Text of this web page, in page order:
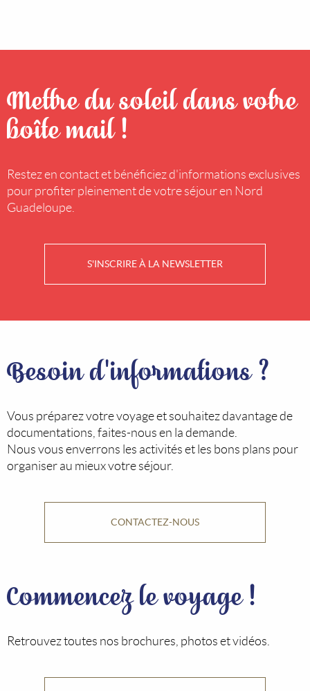
Mettre du soleil dans votre
boîte mail !
Restez en contact et bénéficiez d'informations exclusives
pour profiter pleinement de votre séjour en Nord
Guadeloupe.
S'INSCRIRE À LA NEWSLETTER
Besoin d'informations ?
Vous préparez votre voyage et souhaitez davantage de
documentations, faites-nous en la demande.
Nous vous enverrons les activités et les bons plans pour
organiser au mieux votre séjour.
CONTACTEZ-NOUS
Commencez le voyage !
Retrouvez toutes nos brochures, photos et vidéos.